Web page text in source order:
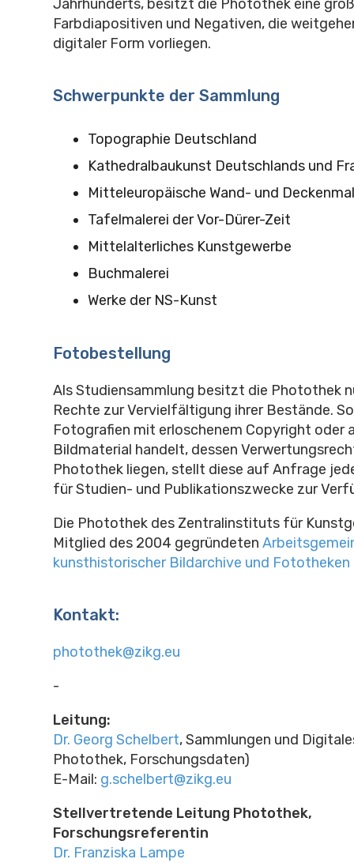
Jahrhunderts, besitzt die Photothek eine
Farbdiapositiven und Negativen, die
digitaler Form vorliegen.
Schwerpunkte der Sammlung
Topographie Deutschland
Kathedralbaukunst Deutschlands und
Mitteleuropäische Wand- und
Tafelmalerei der Vor-Dürer-Zeit
Mittelalterliches Kunstgewerbe
Buchmalerei
Werke der NS-Kunst
Fotobestellung
Als Studiensammlung besitzt die Photothek
Rechte zur Vervielfältigung ihrer Bestände.
Fotografien mit erloschenem Copyright oder
Bildmaterial handelt, dessen
Photothek liegen, stellt diese auf Anfrage
für Studien- und Publikationszwecke zur
Die Photothek des Zentralinstituts für
Mitglied des 2004 gegründeten
kunsthistorischer Bildarchive und Fototheken
Kontakt:
photothek@zikg.eu
-
Leitung:
Dr. Georg Schelbert, Sammlungen und
Photothek, Forschungsdaten)
E-Mail: g.schelbert@zikg.eu
Stellvertretende Leitung Photothek,
Forschungsreferentin
Dr. Franziska Lampe